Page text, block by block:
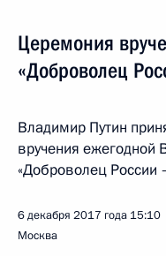
Церемония
«Доброволец
Владимир Путин
вручения ежегодной
«Доброволец России
6 декабря 2017 года 15:10
Москва